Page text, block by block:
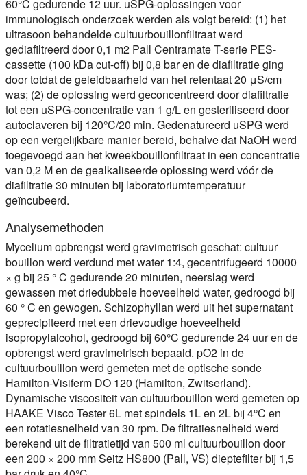
60°C gedurende 12 uur. uSPG-oplossingen voor
immunologisch onderzoek werden als volgt bereid: (1) het
ultrasoon behandelde cultuurbouillonfiltraat werd
gediafiltreerd door 0,1 m2 Pall Centramate T-serie PES-
cassette (100 kDa cut-off) bij 0,8 bar en de diafiltratie ging
door totdat de geleidbaarheid van het retentaat 20 μS/cm
was; (2) de oplossing werd geconcentreerd door diafiltratie
tot een uSPG-concentratie van 1 g/L en gesteriliseerd door
autoclaveren bij 120°C/20 min. Gedenatureerd uSPG werd
op een vergelijkbare manier bereid, behalve dat NaOH werd
toegevoegd aan het kweekbouillonfiltraat in een concentratie
van 0,2 M en de gealkaliseerde oplossing werd vóór de
diafiltratie 30 minuten bij laboratoriumtemperatuur
geïncubeerd.
Analysemethoden
Mycelium opbrengst werd gravimetrisch geschat: cultuur
bouillon werd verdund met water 1:4, gecentrifugeerd 10000
× g bij 25 ° C gedurende 20 minuten, neerslag werd
gewassen met driedubbele hoeveelheid water, gedroogd bij
60 ° C en gewogen. Schizophyllan werd uit het supernatant
geprecipiteerd met een drievoudige hoeveelheid
isopropylalcohol, gedroogd bij 60°C gedurende 24 uur en de
opbrengst werd gravimetrisch bepaald. pO2 in de
cultuurbouillon werd gemeten met de optische sonde
Hamilton-Visiferm DO 120 (Hamilton, Zwitserland).
Dynamische viscositeit van cultuurbouillon werd gemeten op
HAAKE Visco Tester 6L met spindels 1L en 2L bij 4°C en
een rotatiesnelheid van 30 rpm. De filtratiesnelheid werd
berekend uit de filtratietijd van 500 ml cultuurbouillon door
een 200 × 200 mm Seitz HS800 (Pall, VS) dieptefilter bij 1,5